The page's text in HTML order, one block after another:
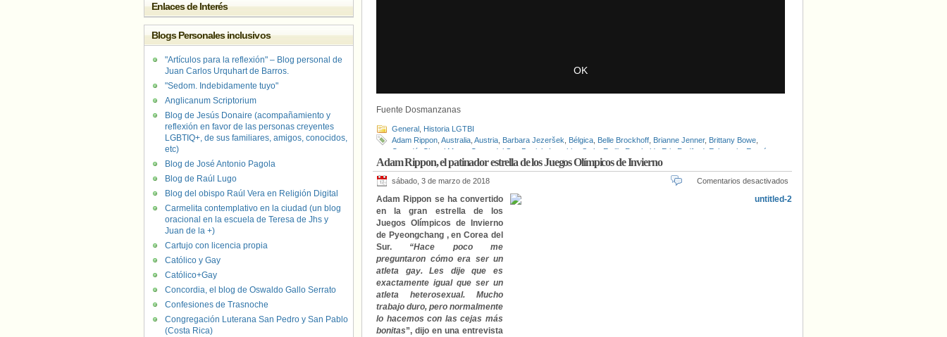
Fuente Dosmanzanas
General Historia LGTBI
Adam Rippon Australia Austria Barbara Jezeršek Bélgica Belle Brockhoff Brianne Jenner, Brittany Bowe
Canadá
Cheryl Maas Corea del Sur Daniela Iraschko-Stolz Emilia Ramboldt Eric Radford Eslovenia Esquí
Esquí acrobático,Estados Unidos, Gus Kenworthy,Hockey sobre hielo,Holanda
Juegos Olímpicos,Kim Meylemans,Matthew Wilkas,Meagan Duhamel,Mike Pence,Patinaje,Patinaje de
velocidad,Pyeongchang,República Checa Sophie Vercruyssen, Suecia,Suiza,Videos,
Visibilidad bisexual, visibilidad lésbica,
Adam Rippon, el patinador estrella de los Juegos Olímpicos de Invierno
sábado, 3 de marzo de 2018 Comentarios desactivados
Adam Rippon se ha convertido
en la gran estrella de los
Juegos Olímpicos de Invierno
de Pyeongchang , en Corea del
Sur. “Hace poco me
preguntaron cómo era ser un
atleta gay. Les dije que es
exactamente igual que ser un
atleta heterosexual. Mucho
trabajo duro, pero normalmente
lo hacemos con las cejas más
bonitas”, dijo en una entrevista
Enlaces de Interés
Blogs Personales inclusivos
"Artículos para la reflexión" – Blog personal de
Juan Carlos Urquhart de Barros.
"Sedom. Indebidamente tuyo"
Anglicanum Scriptorium
Blog de Jesús Donaire (acompañamiento y
reflexión en favor de las personas creyentes
LGBTIQ+, de sus familiares, amigos, conocidos,
etc)
Blog de José Antonio Pagola
Blog de Raúl Lugo
Blog del obispo Raúl Vera en Religión Digital
Carmelita contemplativo en la ciudad (un blog
oracional en la escuela de Teresa de Jhs y
Juan de la +)
Cartujo con licencia propia
Católico y Gay
Católico+Gay
Concordia, el blog de Oswaldo Gallo Serrato
Confesiones de Trasnoche
Congregación Luterana San Pedro y San Pablo
(Costa Rica)